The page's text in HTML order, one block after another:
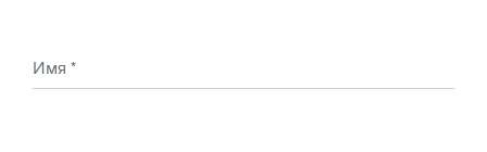
Имя *